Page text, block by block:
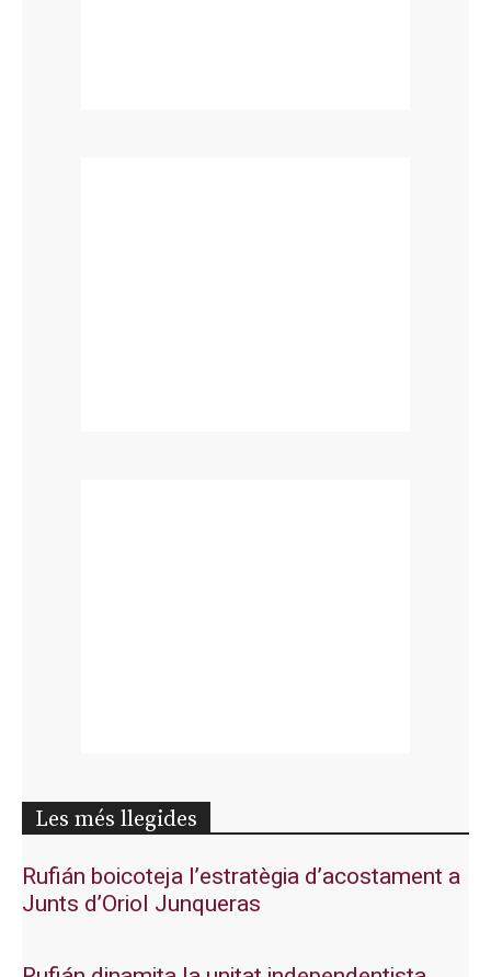
Les més llegides
Rufián boicoteja l’estratègia d’acostament a
Junts d’Oriol Junqueras